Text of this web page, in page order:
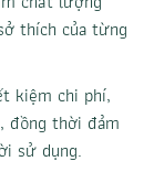
thích của từng
kiệm chi phí,
đồng thời đảm
sử dụng.